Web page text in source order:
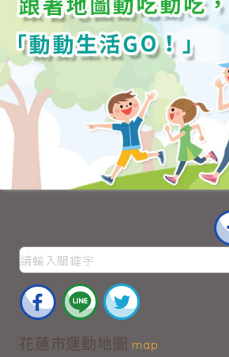
花蓮市運動地圖 map